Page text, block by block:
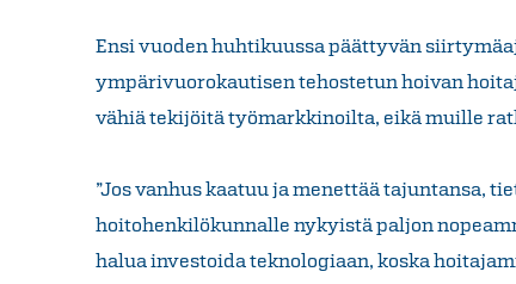
Ensi vuoden huhtikuussa päättyvän
ympärivuorokautisen tehostetun hoivan
vähiä tekijöitä työmarkkinoilta, eikä muille
”Jos vanhus kaatuu ja menettää tajuntansa,
hoitohenkilökunnalle nykyistä paljon
halua investoida teknologiaan, koska